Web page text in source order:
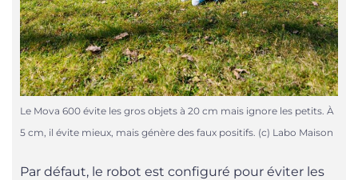
Le Mova 600 évite les gros objets à 20 cm mais ignore les petits. À
5 cm, il évite mieux, mais génère des faux positifs. (c) Labo Maison
Par défaut, le robot est configuré pour éviter les